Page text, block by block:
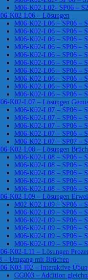
M06-K02-L02- SP06 –
K02-L06 – Lösungen
M06-K02-L06 – SP06 –
M06-K02-L06 – SP06 –
M06-K02-L06 – SP06 –
M06-K02-L06 – SP06 –
M06-K02-L06 – SP06 –
M06-K02-L06 – SP06 –
M06-K02-L06 – SP06 –
M06-K02-L06 – SP06 –
M06-K02-L06 – SP06 –
M06-K02-L06 – SP06 –
K02-L07 – Lösungen
M06-K02-L07 – SP06 –
M06-K02-L07 – SP06 –
M06-K02-L07 – SP06 –
M06-K02-L07 – SP06 –
M06-K02-L07 – SP07 –
K02-L08 – Lösungen
M06-K02-L08 – SP06 –
M06-K02-L08 – SP06 –
M06-K02-L08 – SP06 –
M06-K02-L08 – SP06 –
M06-K02-L08 – SP06 –
K02-L09 – Lösungen
M02-K02-L09 – SP06 –
M06-K02-L09 – SP06 –
M06-K02-L09 – SP06 –
M06-K02-L09 – SP06 –
M06-K02-L09 – SP06 –
M06-K02-L09 – SP06 –
K02-L11 – Lösungen
– Umgang mit Brüchen
K03-I02 – Interaktive
GG003 – Addition